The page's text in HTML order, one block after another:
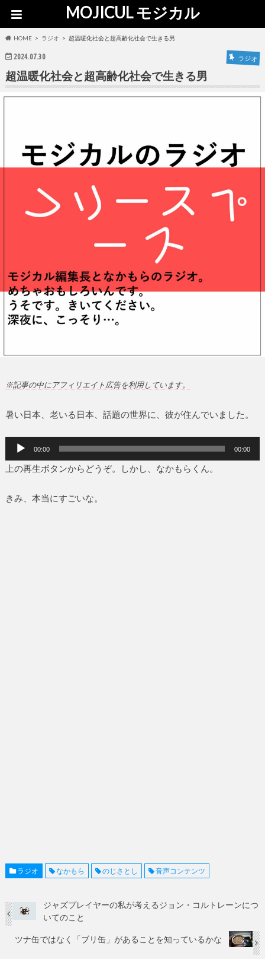
MOJICUL モジカル
HOME ラジオ 超温暖化社会と超高齢化社会で生きる男
2024.07.30 ラジオ
超温暖化社会と超高齢化社会で生きる男
※記事の中にアフィリエイト広告を利用しています。
暑い日本、老いる日本、話題の世界に、彼が住んでいました。
プ
ー
00:00 00:00
上の再生ボタンからどうぞ。しかし、なかもらくん。
きみ、本当にすごいな。
ラジオ なかもら のじさとし 音声コンテンツ
ジャズプレイヤーの私が考えるジョン・コルトレーンにつ
いてのこと
ツナ缶ではなく「ブリ缶」があることを知っているかな